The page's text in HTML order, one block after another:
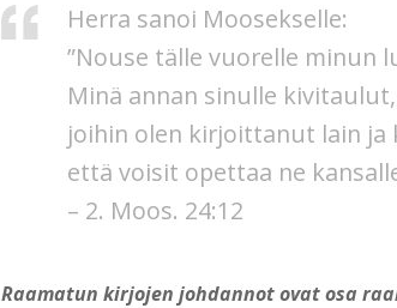
Herra sanoi Moosekselle:
”Nouse tälle vuorelle minun
Minä annan sinulle kivitaulut,
joihin olen kirjoittanut lain ja
että voisit opettaa ne
– 2. Moos. 24:12
Raamatun kirjojen johdannot ovat osa